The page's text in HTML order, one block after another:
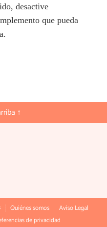
desactive
que pueda
↑
Quiénes somos
Aviso Legal
de privacidad